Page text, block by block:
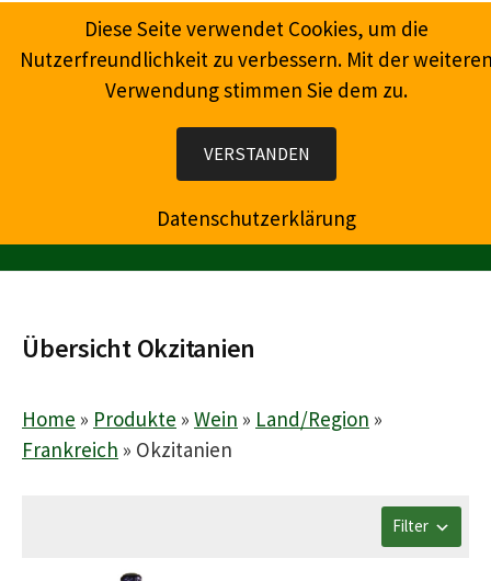
Inhalt
Wein, Champagner, Prosecco, Feinkost, Präsente
Übersicht Okzitanien
Home » Produkte » Wein » Land/Region »
Frankreich » Okzitanien
Filter
Diese Seite verwendet Cookies, um die
Nutzerfreundlichkeit zu verbessern. Mit der
Verwendung stimmen Sie dem zu.
VERSTANDEN
Datenschutzerklärung